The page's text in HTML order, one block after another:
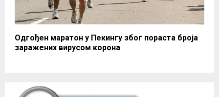
Одгођен маратон у Пекингу због пораста броја
заражених вирусом корона